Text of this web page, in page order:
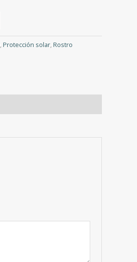
,Protección solar,Rostro